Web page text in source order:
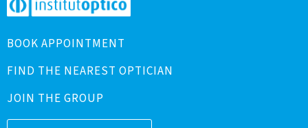
BOOK APPOINTMENT
FIND THE NEAREST OPTICIAN
JOIN THE GROUP